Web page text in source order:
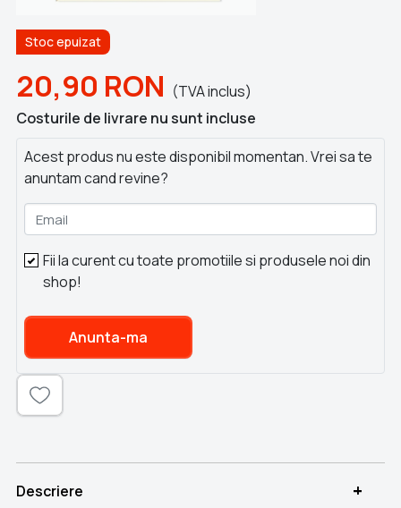
Stoc epuizat
20,90 RON (TVA inclus)
Costurile de livrare nu sunt incluse
Acest produs nu este disponibil momentan. Vrei sa te
anuntam cand revine?
Email
Fii la curent cu toate promotiile si produsele noi din
shop!
Anunta-ma
Descriere +